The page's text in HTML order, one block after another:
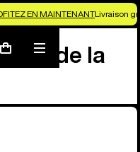
EN MAINTENANTLivraison
PanierMenude la